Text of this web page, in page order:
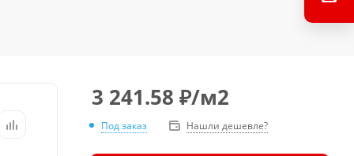
3 241.58 ₽/м2
Под заказ Нашли дешевле?